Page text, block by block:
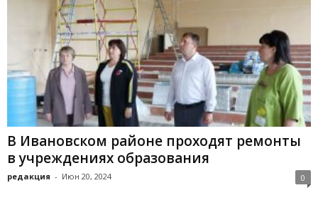
В Ивановском районе проходят ремонты
в учреждениях образования
редакция - Июн 20, 2024 0